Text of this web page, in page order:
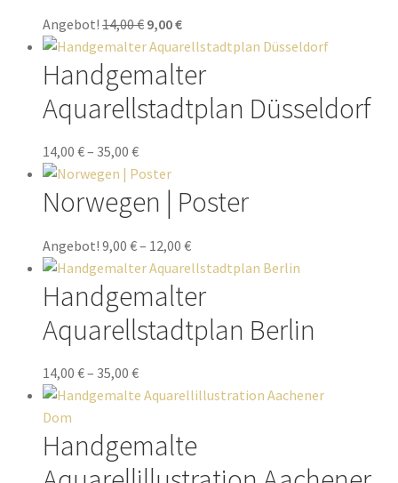
Angebot! 14,00€ 9,00€
Handgemalter
Aquarellstadtplan Düsseldorf
14,00 €– 35,00 €
Norwegen | Poster
Angebot! 9,00 €– 12,00 €
Handgemalter
Aquarellstadtplan Berlin
14,00 €– 35,00 €
Handgemalte